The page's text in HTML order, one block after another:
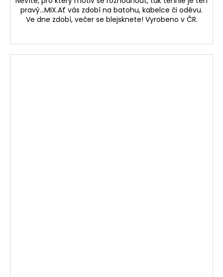
pravý...MIX.Ať vás zdobí na batohu, kabelce či oděvu.
Ve dne zdobí, večer se blejsknete! Vyrobeno v ČR.